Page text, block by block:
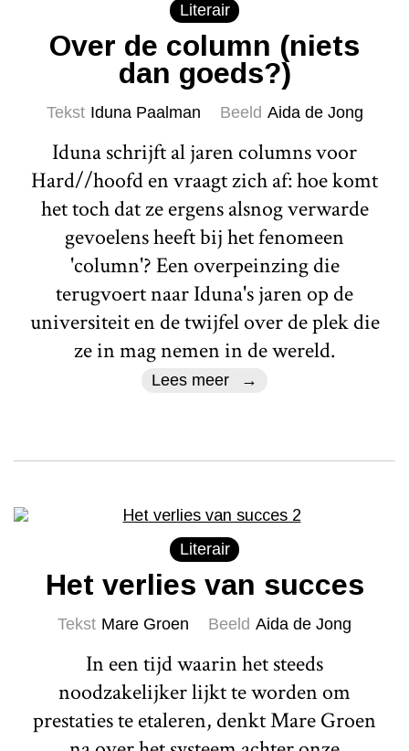
Literair
Over de column (niets
dan goeds?)
Tekst Iduna Paalman Beeld Aida de Jong
Iduna schrijft al jaren columns voor
Hard//hoofd en vraagt zich af: hoe komt
het toch dat ze ergens alsnog verwarde
gevoelens heeft bij het fenomeen
'column'? Een overpeinzing die
terugvoert naar Iduna's jaren op de
universiteit en de twijfel over de plek die
ze in mag nemen in de wereld.
Lees meer
Literair
Het verlies van succes
Tekst Mare Groen Beeld Aida de Jong
In een tijd waarin het steeds
noodzakelijker lijkt te worden om
prestaties te etaleren, denkt Mare Groen